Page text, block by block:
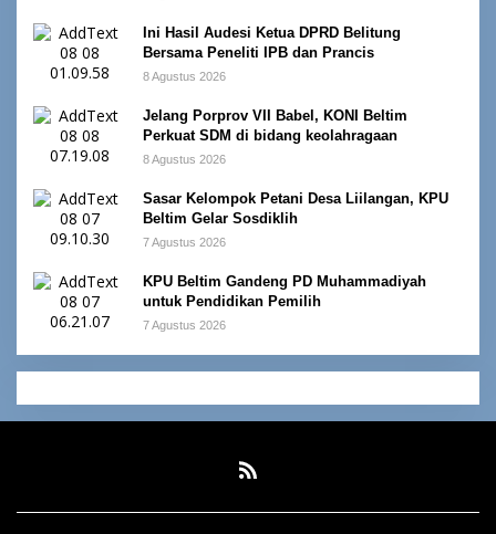
Ini Hasil Audesi Ketua DPRD Belitung
Bersama Peneliti IPB dan Prancis
8 Agustus 2026
Jelang Porprov VII Babel, KONI Beltim
Perkuat SDM di bidang keolahragaan
8 Agustus 2026
Sasar Kelompok Petani Desa Liilangan, KPU
Beltim Gelar Sosdiklih
7 Agustus 2026
KPU Beltim Gandeng PD Muhammadiyah
untuk Pendidikan Pemilih
7 Agustus 2026